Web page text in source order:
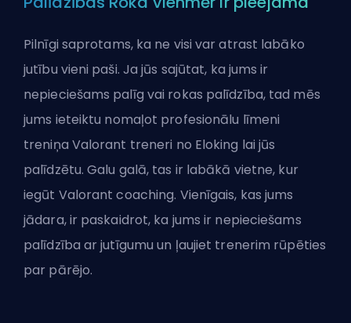
Pilnīgi saprotams, ka ne visi var atrast labāko
jutību vieni paši. Ja jūs sajūtat, ka jums ir
nepieciešams palīg vai rokas palīdzība, tad mēs
jums ieteiktu nomaļot profesionālu līmeni
treniņa Valorant treneri no Eloking lai jūs
palīdzētu. Galu galā, tas ir labākā vietne, kur
iegūt Valorant coaching. Vienīgais, kas jums
jādara, ir paskaidrot, ka jums ir nepieciešams
palīdzība ar jutīgumu un ļaujiet trenerim rūpēties
par pārējo.